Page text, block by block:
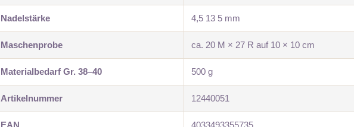
Nadelstärke 4,5 13 5 mm
Maschenprobe ca. 20 M × 27 R auf 10 × 10 cm
Materialbedarf Gr. 38–40 500 g
Artikelnummer 12440051
EAN 4033493355735